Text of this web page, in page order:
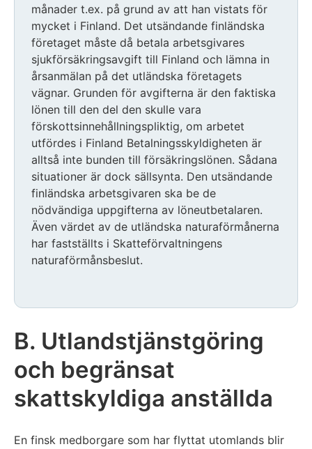
månader t.ex. på grund av att han vistats för
mycket i Finland. Det utsändande finländska
företaget måste då betala arbetsgivares
sjukförsäkringsavgift till Finland och lämna in
årsanmälan på det utländska företagets
vägnar. Grunden för avgifterna är den faktiska
lönen till den del den skulle vara
förskottsinnehållningspliktig, om arbetet
utfördes i Finland Betalningsskyldigheten är
alltså inte bunden till försäkringslönen. Sådana
situationer är dock sällsynta. Den utsändande
finländska arbetsgivaren ska be de
nödvändiga uppgifterna av löneutbetalaren.
Även värdet av de utländska naturaförmånerna
har fastställts i Skatteförvaltningens
naturaförmånsbeslut.
B. Utlandstjänstgöring
och begränsat
skattskyldiga anställda
En finsk medborgare som har flyttat utomlands blir